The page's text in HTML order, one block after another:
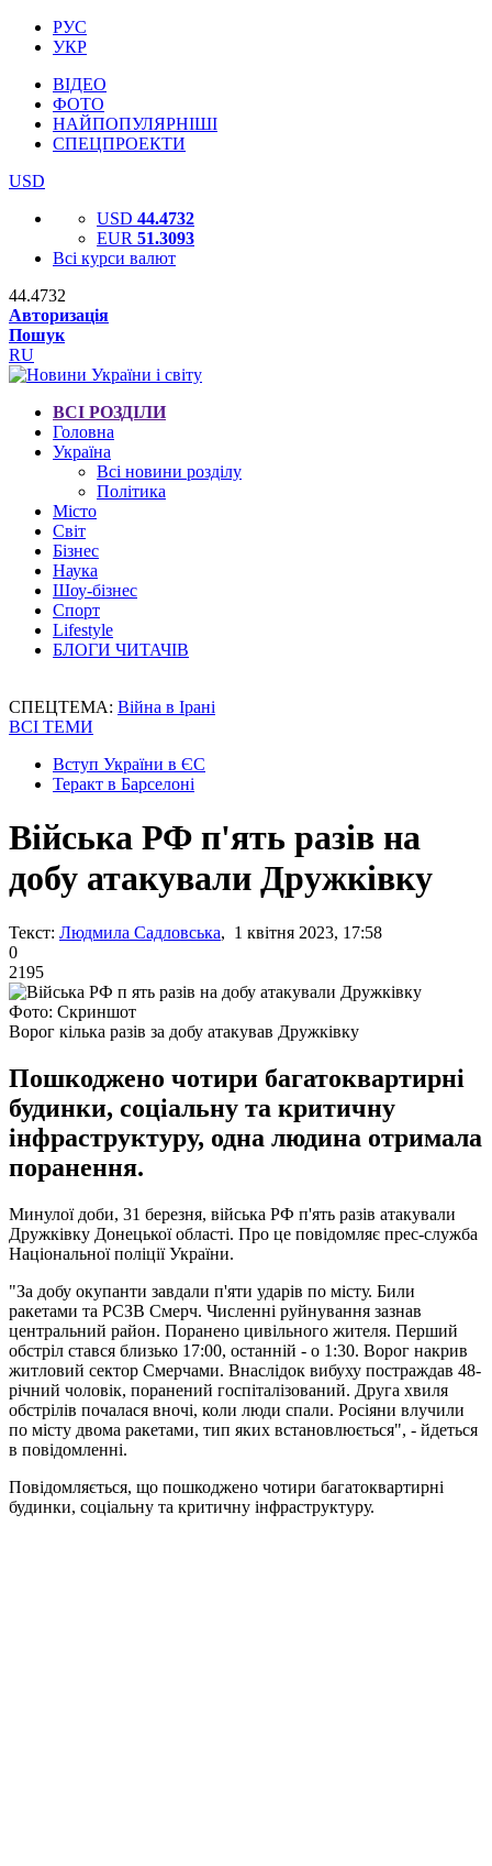
РУС
УКР
ВІДЕО
ФОТО
НАЙПОПУЛЯРНІШІ
СПЕЦПРОЕКТИ
USD
USD 44.4732
EUR 51.3093
Всі курси валют
44.4732
Авторизація
Пошук
RU
ВСІ РОЗДІЛИ
Головна
Україна
Всі новини розділу
Політика
Місто
Світ
Бізнес
Наука
Шоу-бізнес
Спорт
Lifestyle
БЛОГИ ЧИТАЧІВ
СПЕЦТЕМА: Війна в Ірані
ВСІ ТЕМИ
Вступ України в ЄС
Теракт в Барселоні
Війська РФ п'ять разів на
добу атакували Дружківку
Текст: Людмила Садловська, 1 квітня 2023, 17:58
0
2195
Фото: Скриншот
Ворог кілька разів за добу атакував Дружківку
Пошкоджено чотири багатоквартирні
будинки, соціальну та критичну
інфраструктуру, одна людина отримала
поранення.
Минулої доби, 31 березня, війська РФ п'ять разів атакували
Дружківку Донецької області. Про це повідомляє прес-служба
Національної поліції України.
"За добу окупанти завдали п'яти ударів по місту. Били
ракетами та РСЗВ Смерч. Численні руйнування зазнав
центральний район. Поранено цивільного жителя. Перший
обстріл стався близько 17:00, останній - о 1:30. Ворог накрив
житловий сектор Смерчами. Внаслідок вибуху постраждав 48-
річний чоловік, поранений госпіталізований. Друга хвиля
обстрілів почалася вночі, коли люди спали. Росіяни влучили
по місту двома ракетами, тип яких встановлюється", - йдеться
в повідомленні.
Повідомляється, що пошкоджено чотири багатоквартирні
будинки, соціальну та критичну інфраструктуру.